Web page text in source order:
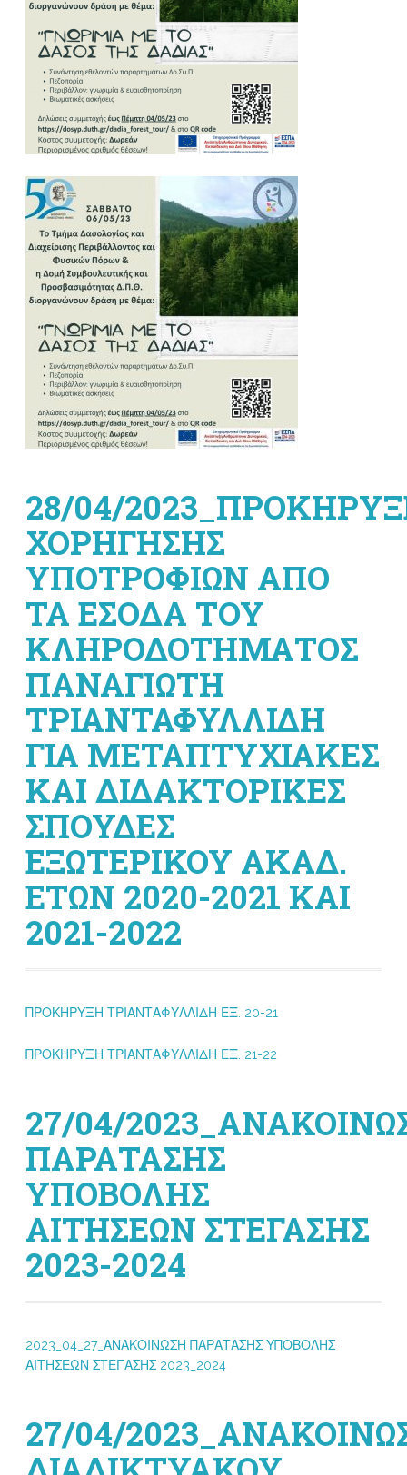
28/04/
ΧΟΡΗΓΗΣΗΣ
ΥΠΟΤΡΟΦΙΩΝ ΑΠΟ
ΤΑ ΕΣΟΔΑ ΤΟΥ
ΚΛΗΡΟΔΟΤΗΜΑΤΟΣ
ΠΑΝΑΓΙΩΤΗ
ΤΡΙΑΝΤΑΦΥΛΛΙΔΗ
ΓΙΑ ΜΕΤΑΠΤΥΧΙΑΚΕΣ
ΚΑΙ ΔΙΔΑΚΤΟΡΙΚΕΣ
ΣΠΟΥΔΕΣ
ΕΞΩΤΕΡΙΚΟΥ ΑΚΑΔ.
ΕΤΩΝ 2020-2021 ΚΑΙ
2021-2022
ΠΡΟΚΗΡΥΞΗ ΤΡΙΑΝΤΑΦΥΛΛΙΔΗ ΕΞ. 20-21
ΠΡΟΚΗΡΥΞΗ ΤΡΙΑΝΤΑΦΥΛΛΙΔΗ ΕΞ. 21-22
27/04/
ΠΑΡΑΤΑΣΗΣ
ΥΠΟΒΟΛΗΣ
ΑΙΤΗΣΕΩΝ ΣΤΕΓΑΣΗΣ
2023-2024
2023_04_27_ΑΝΑΚΟΙΝΩΣΗ ΠΑΡΑΤΑΣΗΣ ΥΠΟΒΟΛΗΣ
ΑΙΤΗΣΕΩΝ ΣΤΕΓΑΣΗΣ 2023_2024
27/04/